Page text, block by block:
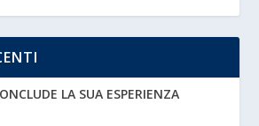
LA SUA ESPERIENZA